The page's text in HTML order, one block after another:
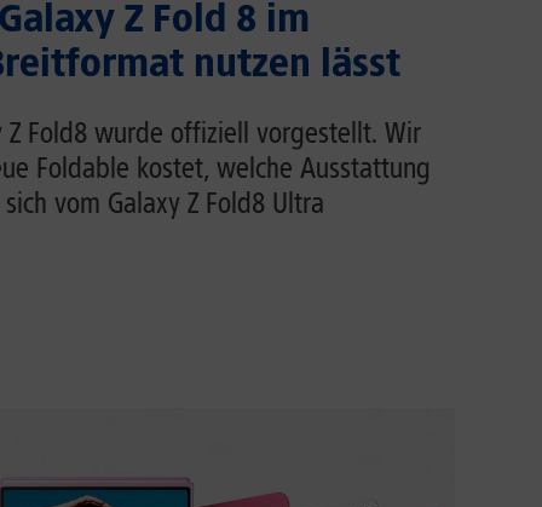
Z Fold 8 im
nutzen lässt
Z Fold8 wurde offiziell vorgestellt. Wir
Foldable kostet, welche Ausstattung
vom Galaxy Z Fold8 Ultra